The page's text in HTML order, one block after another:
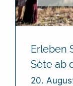
Erleben
Sète ab
20.